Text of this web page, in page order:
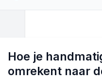
Hoe je
omrekent naar